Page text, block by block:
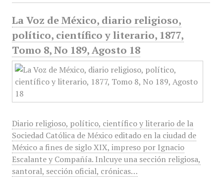
La Voz de México, diario religioso,
político, científico y literario, 1877,
Tomo 8, No 189, Agosto 18
Diario religioso, político, científico y literario de la
Sociedad Católica de México editado en la ciudad de
México a fines de siglo XIX, impreso por Ignacio
Escalante y Compañía. Inlcuye una sección religiosa,
santoral, sección oficial, crónicas…